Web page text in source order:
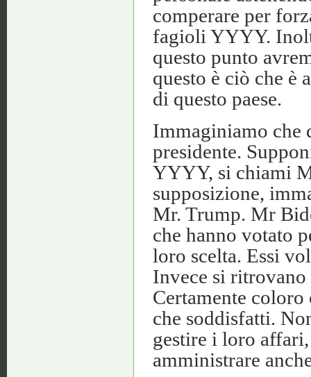
comperare per
fagioli YYYY.
questo punto
questo è ciò che è
di questo paese.
Immaginiamo che
presidente.
YYYY, si chiami
supposizione,
Mr. Trump. Mr
che hanno votato
loro scelta. Essi
Invece si ritrovano
Certamente
che soddisfatti.
gestire i loro
amministrare